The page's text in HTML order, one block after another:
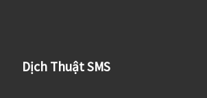
Dịch Thuật SMS